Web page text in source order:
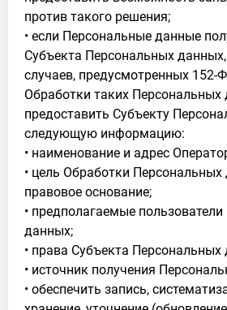
против такого решения;
• если Персональные данные
Субъекта Персональных
случаев, предусмотренных 152-
Обработки таких Персональных
предоставить Субъекту
следующую информацию:
• наименование и адрес
• цель Обработки
правовое основание;
• предполагаемые
данных;
• права Субъекта Персональных
• источник получения
• обеспечить запись,